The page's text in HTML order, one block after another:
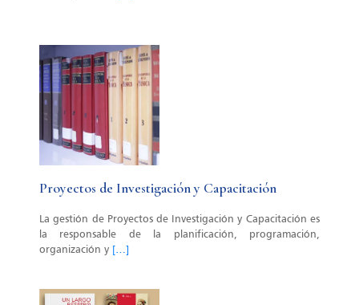
Proyectos de Investigación y Capacitación
La gestión de Proyectos de Investigación y Capacitación es
la responsable de la planificación, programación,
organización y […]